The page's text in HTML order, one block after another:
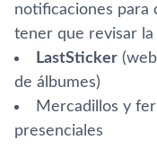
notificaciones para
tener que revisar la
LastSticker
de álbumes)
Mercadillos y
presenciales